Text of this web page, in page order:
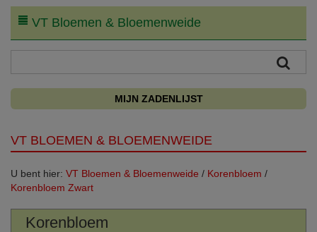
VT Bloemen & Bloemenweide
MIJN ZADENLIJST
VT BLOEMEN & BLOEMENWEIDE
U bent hier: VT Bloemen & Bloemenweide / Korenbloem /
Korenbloem Zwart
Korenbloem